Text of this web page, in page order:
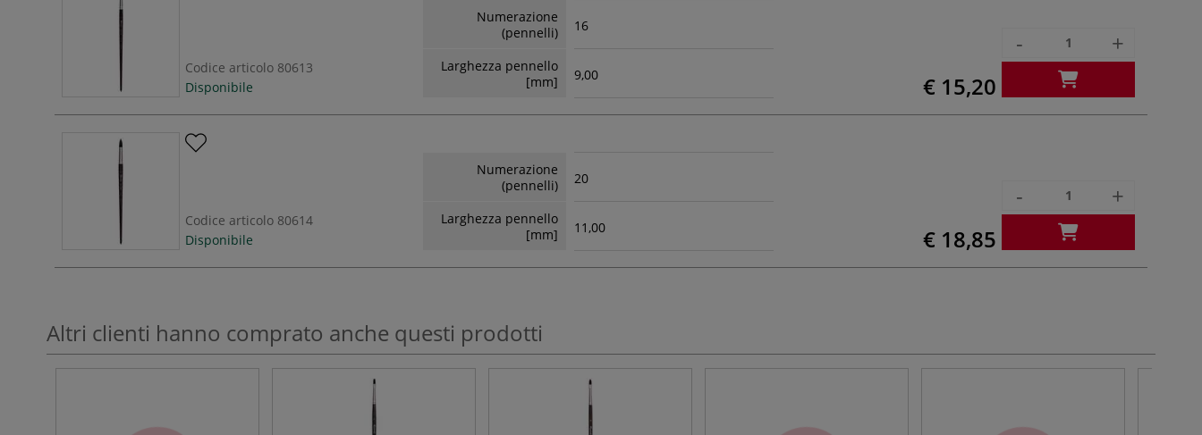
Codice articolo 80613
Disponibile
Numerazione
(pennelli)
16
Larghezza pennello
[mm]
9,00 € 15,20
- +
Codice articolo 80614
Disponibile
Numerazione
(pennelli)
20
Larghezza pennello
[mm]
11,00 € 18,85
- +
Altri clienti hanno comprato anche questi prodotti